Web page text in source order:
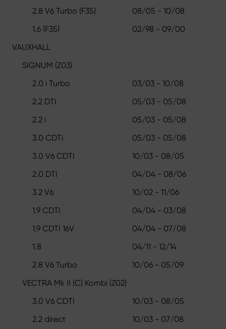
2.8 V6 Turbo (F35)
08/05 - 10/08
1.6 (F35)
02/98 - 09/00
VAUXHALL
SIGNUM (Z03)
2.0 i Turbo
03/03 - 10/08
2.2 DTI
05/03 - 05/08
2.2 i
05/03 - 05/08
3.0 CDTi
05/03 - 05/08
3.0 V6 CDTI
10/03 - 08/05
2.0 DTI
04/04 - 08/06
3.2 V6
10/02 - 11/06
1.9 CDTI
04/04 - 03/08
1.9 CDTI 16V
04/04 - 07/08
1.8
04/11 - 12/14
2.8 V6 Turbo
10/06 - 05/09
VECTRA Mk II (C) Kombi (Z02)
3.0 V6 CDTI
10/03 - 08/05
2.2 direct
10/03 - 07/08